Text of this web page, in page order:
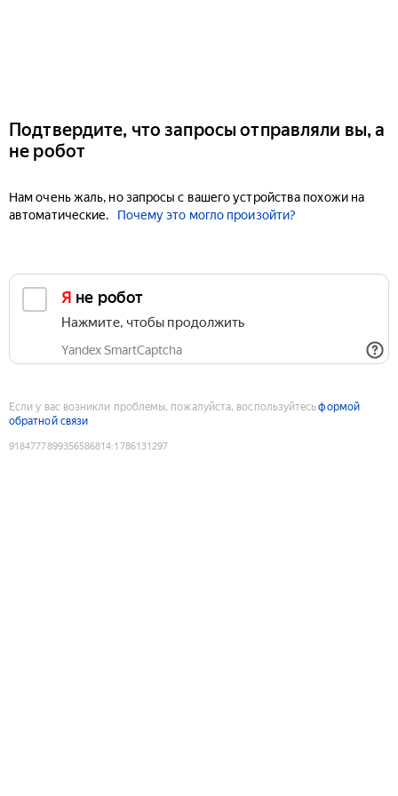
Подтвердите, что запросы отправляли вы, а
не робот
Нам очень жаль, но запросы с вашего устройства похожи на
автоматические.
Почему это могло произойти?
Я не робот
Нажмите, чтобы продолжить
Yandex SmartCaptcha
Если у вас возникли проблемы, пожалуйста, воспользуйтесьформой
обратной связи
9184777899356586814:1786131297